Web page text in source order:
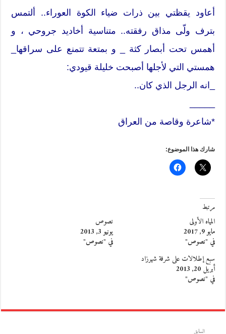
أعاود يقظتي بين ذرات ضياء الكوة العوراء.. ألتمس
بترف ولّى مذاق رفقته.. متناسية أخاديد جروحي ، و
أهمس تحت أبصار كثة _ و بمتعة تتمنع على سراقها_
همستي التي لأجلها أصبحت خليلة قيودي:
_انه الرجل الذي كان..
*شاعرة وقاصة من العراق
شارك هذا الموضوع:
مرتبط
المياه الأولى
مايو 9, 2017
في "نصوص"
نصوص
يونيو 3, 2013
في "نصوص"
سبع إطلالات على شرفة شهرزاد
أبريل 20, 2013
في "نصوص"
السابق